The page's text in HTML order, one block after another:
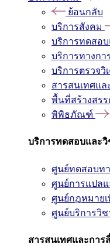
ย้อนกลับ
บริการสังคม
บริการทดสอ
บริการทางกา
บริการตรวจ
สารสนเทศแล
พื้นที่สร้างสรร
พิพิธภัณฑ์
บริการทดสอบและวิ
ศูนย์ทดสอบท
ศูนย์การแปลแ
ศูนย์กฎหมาย
ศูนย์บริการวิ
สารสนเทศและการ